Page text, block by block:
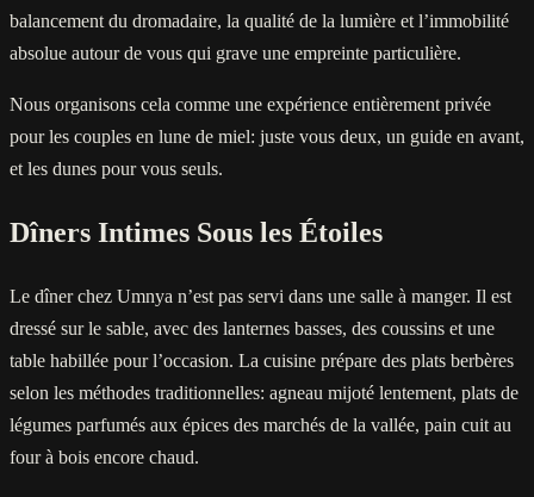
balancement du dromadaire, la qualité de la lumière et l’immobilité
absolue autour de vous qui grave une empreinte particulière.
Nous organisons cela comme une expérience entièrement privée
pour les couples en lune de miel: juste vous deux, un guide en avant,
et les dunes pour vous seuls.
Dîners Intimes Sous les Étoiles
Le dîner chez Umnya n’est pas servi dans une salle à manger. Il est
dressé sur le sable, avec des lanternes basses, des coussins et une
table habillée pour l’occasion. La cuisine prépare des plats berbères
selon les méthodes traditionnelles: agneau mijoté lentement, plats de
légumes parfumés aux épices des marchés de la vallée, pain cuit au
four à bois encore chaud.